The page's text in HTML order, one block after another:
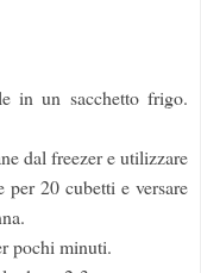
in un sacchetto frigo.
dal freezer e utilizzare
per 20 cubetti e versare
pochi minuti.